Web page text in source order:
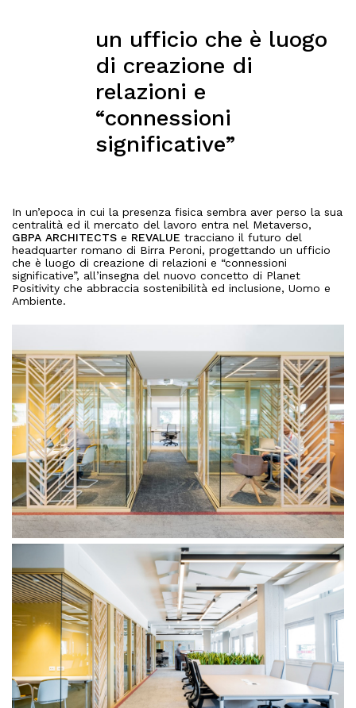
un ufficio che è luogo
di creazione di
relazioni e
“connessioni
significative”
In un’epoca in cui la presenza fisica sembra aver perso la sua
centralità ed il mercato del lavoro entra nel Metaverso,
GBPA ARCHITECTS e REVALUE tracciano il futuro del
headquarter romano di Birra Peroni, progettando un ufficio
che è luogo di creazione di relazioni e “connessioni
significative”, all’insegna del nuovo concetto di Planet
Positivity che abbraccia sostenibilità ed inclusione, Uomo e
Ambiente.